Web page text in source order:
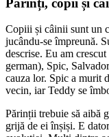
Părinți, copii și
Copiii și câinii sunt un
jucându-se împreună.
descrise. Eu am
german), Spic,
cauza lor. Spic a murit
vecin, iar Teddy se
Părinții trebuie să aibă
grijă de ei înșiși. E